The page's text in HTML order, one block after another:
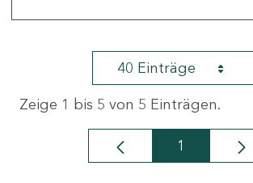
40 Einträge
Zeige 1 bis 5 von 5 Einträgen.
Seite
1